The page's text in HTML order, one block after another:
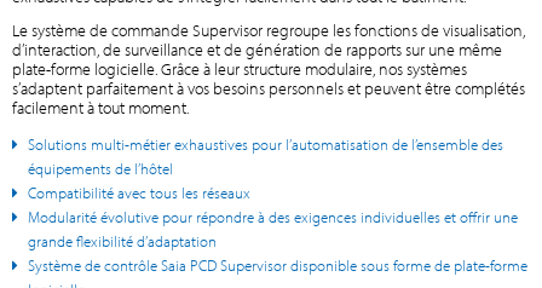
Le système de commande Supervisor regroupe les fonctions de visualisation,
d’interaction, de surveillance et de génération de rapports sur une même
plate-forme logicielle. Grâce à leur structure modulaire, nos systèmes
s’adaptent parfaitement à vos besoins personnels et peuvent être complétés
facilement à tout moment.
Solutions multi-métier exhaustives pour l’automatisation de l’ensemble des
équipements de l’hôtel
Compatibilité avec tous les réseaux
Modularité évolutive pour répondre à des exigences individuelles et offrir une
grande flexibilité d’adaptation
Système de contrôle Saia PCD Supervisor disponible sous forme de plate-forme